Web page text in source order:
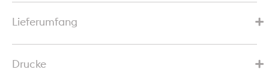
Lieferumfang
Drucke